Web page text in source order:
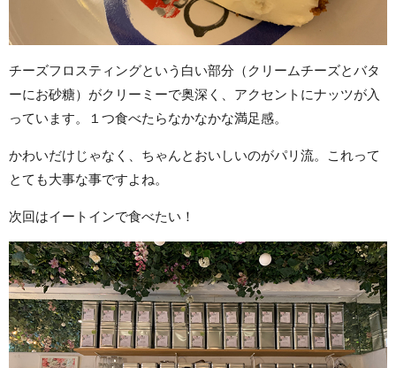
チーズフロスティングという白い部分（クリームチーズとバタ
ーにお砂糖）がクリーミーで奥深く、アクセントにナッツが入
っています。１つ食べたらなかなかな満足感。
かわいだけじゃなく、ちゃんとおいしいのがパリ流。これって
とても大事な事ですよね。
次回はイートインで食べたい！